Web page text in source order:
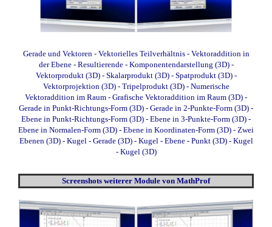
Gerade und Vektoren- Vektorielles Teilverhältnis- Vektoraddition in
der Ebene- Resultierende- Komponentendarstellung (3D)-
Vektorprodukt (3D)- Skalarprodukt (3D)- Spatprodukt (3D)-
Vektorprojektion (3D)- Tripelprodukt (3D)- Numerische
Vektoraddition im Raum - Grafische Vektoraddition im Raum (3D) -
Gerade in Punkt-Richtungs-Form (3D) - Gerade in 2-Punkte-Form (3D) -
Ebene in Punkt-Richtungs-Form (3D) - Ebene in 3-Punkte-Form (3D) -
Ebene in Normalen-Form (3D) - Ebene in Koordinaten-Form (3D) - Zwei
Ebenen (3D)- Kugel - Gerade (3D)- Kugel - Ebene - Punkt (3D)- Kugel
- Kugel (3D)
Screenshots weiterer Module von MathProf